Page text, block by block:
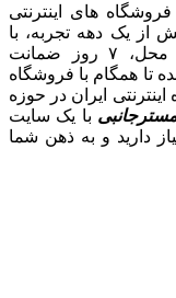
های اینترنتی
از یک دهه تجربه، با
پایبندی به سه اصل کلیدی، پرداخت در محل، ۷ روز ضمانت
تا همگام با فروشگاه‌
ایران در حوزه
با یک سایت
دارید و به ذهن شما